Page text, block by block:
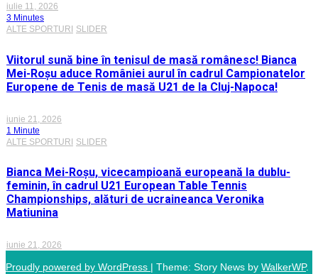
iulie 11, 2026
3 Minutes
ALTE SPORTURI
SLIDER
Viitorul sună bine în tenisul de masă românesc! Bianca
Mei-Roșu aduce României aurul în cadrul Campionatelor
Europene de Tenis de masă U21 de la Cluj-Napoca!
iunie 21, 2026
1 Minute
ALTE SPORTURI SLIDER
Bianca Mei-Roșu, vicecampioană europeană la dublu-
feminin, în cadrul U21 European Table Tennis
Championships, alături de ucraineanca Veronika
Matiunina
iunie 21, 2026
Proudly powered by WordPress | Theme: Story News by WalkerWP.